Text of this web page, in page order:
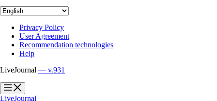
Privacy Policy
User Agreement
Recommendation technologies
Help
LiveJournal — v.931
?
?
LiveJournal